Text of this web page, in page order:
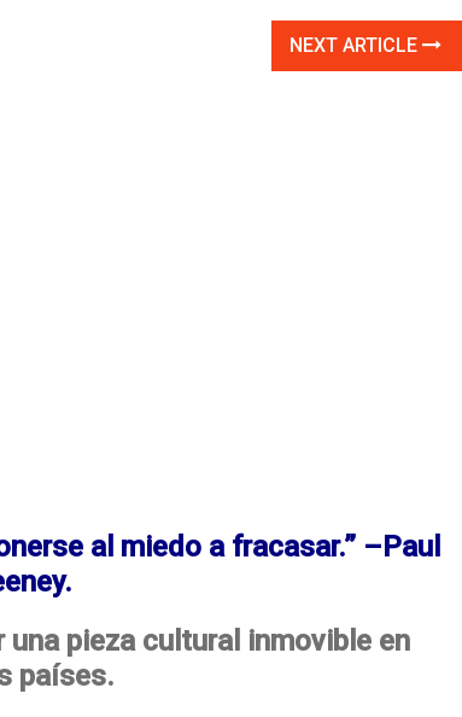
NEXT ARTICLE
al miedo a fracasar.” –Paul
pieza cultural inmovible en
países.